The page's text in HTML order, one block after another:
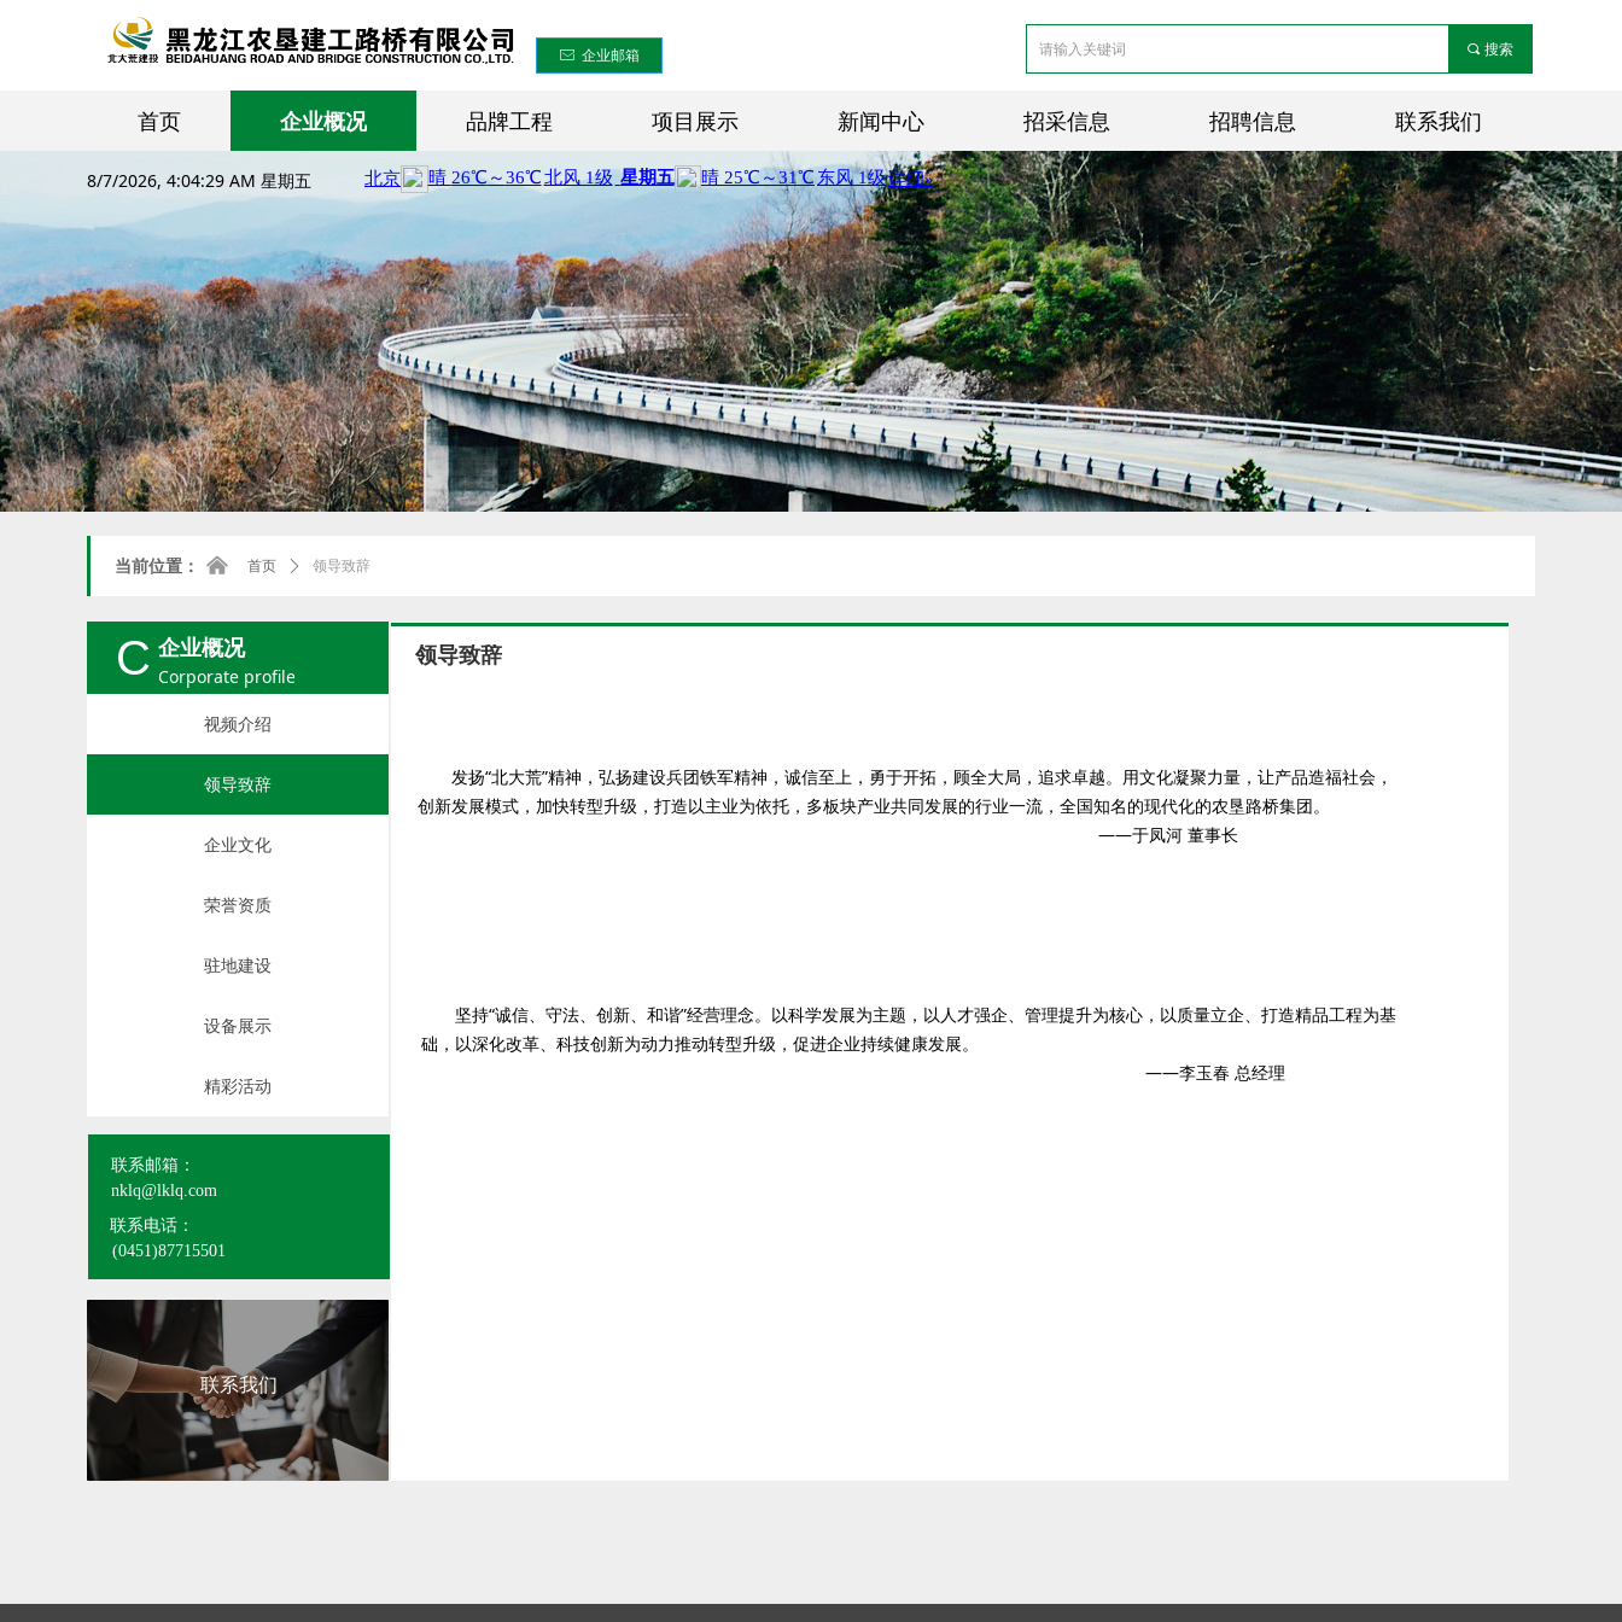
8/7/2026, 4:04:30 AM 星期五
首页 企业概况 品牌工程 项目展示 新闻中心 招采信息 招聘信息 联系我们
끠 搜索
ꂘ 企业邮箱
联系我们
C 企业概况
Corporate profile
联系电话：
(0451)87715501
联系邮箱：
nklq@lklq.com
视频介绍
领导致辞
企业文化
荣誉资质
驻地建设
设备展示
精彩活动
首页 ꄲ 领导致辞
낀
当前位置：
领导致辞
发扬“北大荒”精神，弘扬建设兵团铁军精神，诚信至上，勇于开拓，顾全大局，追求卓越。用文化凝聚力量，让产品造福社会，
创新发展模式，加快转型升级，打造以主业为依托，多板块产业共同发展的行业一流，全国知名的现代化的农垦路桥集团。
——于凤河 董事长
坚持“诚信、守法、创新、和谐”经营理念。以科学发展为主题，以人才强企、管理提升为核心，以质量立企、打造精品工程为基
础，以深化改革、科技创新为动力推动转型升级，促进企业持续健康发展。
——李玉春 总经理